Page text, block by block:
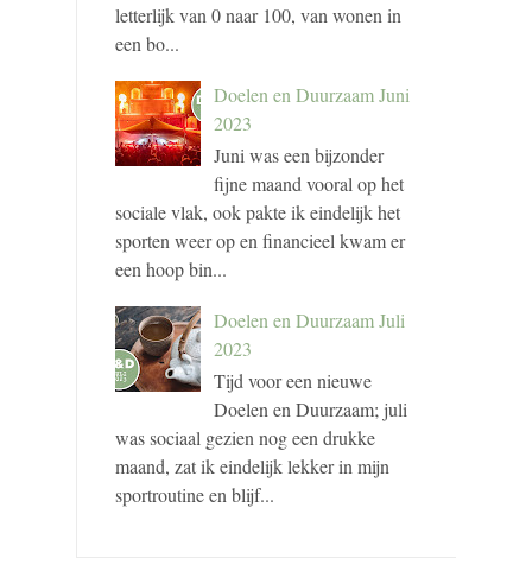
letterlijk van 0 naar 100, van wonen in
een bo...
Doelen en Duurzaam Juni
2023
Juni was een bijzonder
fijne maand vooral op het
sociale vlak, ook pakte ik eindelijk het
sporten weer op en financieel kwam er
een hoop bin...
Doelen en Duurzaam Juli
2023
Tijd voor een nieuwe
Doelen en Duurzaam; juli
was sociaal gezien nog een drukke
maand, zat ik eindelijk lekker in mijn
sportroutine en blijf...